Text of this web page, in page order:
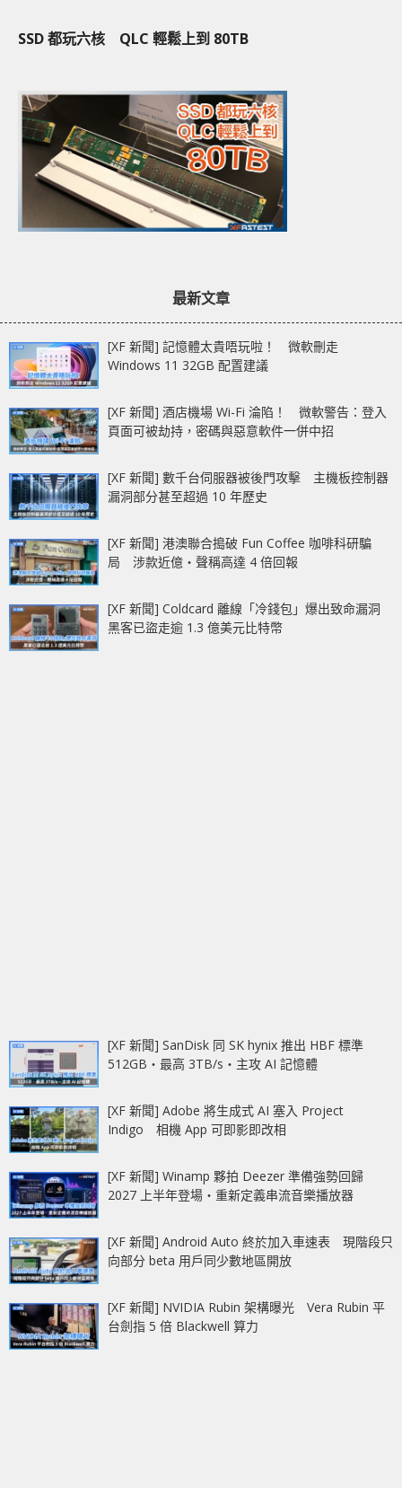
SSD 都玩六核 QLC 輕鬆上到 80TB
最新文章
[XF 新聞] 記憶體太貴唔玩啦！ 微軟刪走
Windows 11 32GB 配置建議
[XF 新聞] 酒店機場 Wi-Fi 淪陷！ 微軟警告：登入
頁面可被劫持，密碼與惡意軟件一併中招
[XF 新聞] 數千台伺服器被後門攻擊 主機板控制器
漏洞部分甚至超過 10 年歷史
[XF 新聞] 港澳聯合搗破 Fun Coffee 咖啡科研騙
局 涉款近億‧聲稱高達 4 倍回報
[XF 新聞] Coldcard 離線「冷錢包」爆出致命漏洞
黑客已盜走逾 1.3 億美元比特幣
[XF 新聞] SanDisk 同 SK hynix 推出 HBF 標準
512GB‧最高 3TB/s‧主攻 AI 記憶體
[XF 新聞] Adobe 將生成式 AI 塞入 Project
Indigo 相機 App 可即影即改相
[XF 新聞] Winamp 夥拍 Deezer 準備強勢回歸
2027 上半年登場‧重新定義串流音樂播放器
[XF 新聞] Android Auto 終於加入車速表 現階段只
向部分 beta 用戶同少數地區開放
[XF 新聞] NVIDIA Rubin 架構曝光 Vera Rubin 平
台劍指 5 倍 Blackwell 算力